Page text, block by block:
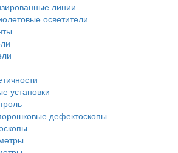
линии
осветители
установки
дефектоскопы